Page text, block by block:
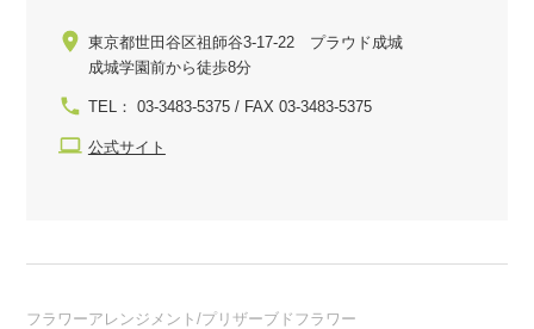
東京都世田谷区祖師谷3-17-22 プラウド成城
成城学園前から徒歩8分
TEL： 03-3483-5375 / FAX 03-3483-5375
公式サイト
フラワーアレンジメント/プリザーブドフラワー